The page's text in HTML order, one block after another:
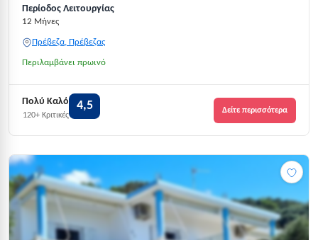
Περίοδος Λειτουργίας
12 Μήνες
Πρέβεζα, Πρέβεζας
Περιλαμβάνει πρωινό
Πολύ Καλό
120+ Κριτικές
4,5 Δείτε περισσότερα